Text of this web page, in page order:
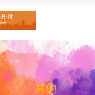
其他